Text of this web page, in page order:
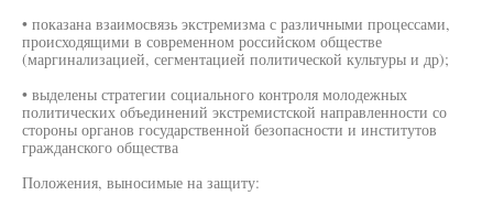
• показана взаимосвязь экстремизма с различными процессами,
происходящими в современном российском обществе
(маргинализацией, сегментацией политической культуры и др);
• выделены стратегии социального контроля молодежных
политических объединений экстремистской направленности со
стороны органов государственной безопасности и институтов
гражданского общества
Положения, выносимые на защиту: